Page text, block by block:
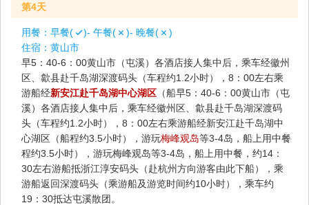
第4天
用餐： 早餐( )- 午餐( )- 晚餐(
)
住宿： 黄山市
早5：40-6：00黄山市（屯溪）各酒店接人集中后，乘车经徽州
区、歙县赴千岛湖深渡码头（车程约1.2小时），8：00左右乘
游船经新安江赴千岛湖中心湖区 （船早5：40-6：00黄山市（屯
溪）各酒店接人集中后，乘车经徽州区、歙县赴千岛湖深渡码
头（车程约1.2小时），8：00左右乘游船经新安江赴千岛湖中
心湖区（船程约3.5小时），游玩梅峰观岛等3-4岛，船上用中餐
程约3.5小时），游玩梅峰观岛等3-4岛，船上用中餐，约14：
30左右游船抵浙江淳安码头（赴杭州方向游客由此下船），乘
游船返回深渡码头（乘游船及游览时间约10小时），乘车约
19：30抵达屯溪散团。